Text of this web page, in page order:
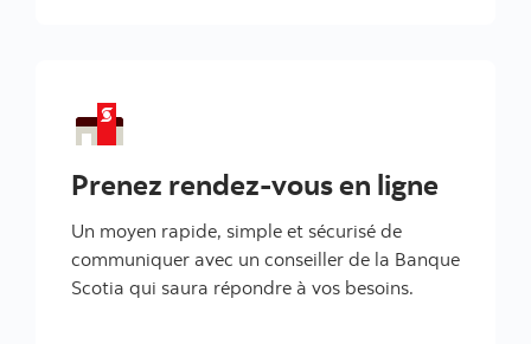
Prenez rendez-vous en ligne
Un moyen rapide, simple et sécurisé de
communiquer avec un conseiller de la Banque
Scotia qui saura répondre à vos besoins.